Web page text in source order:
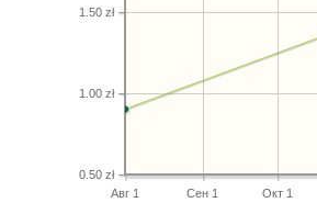
Авг 1 Сен 1 Окт 1
0.50 zł
1.00 zł
1.50 zł